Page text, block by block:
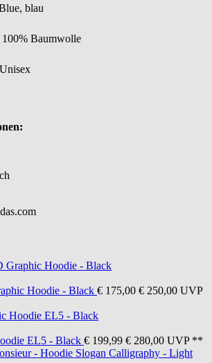
blau
100% Baumwolle
Hoodie - Black € 175,00 € 250,00 UVP
EL5 - Black € 199,99 € 280,00 UVP **